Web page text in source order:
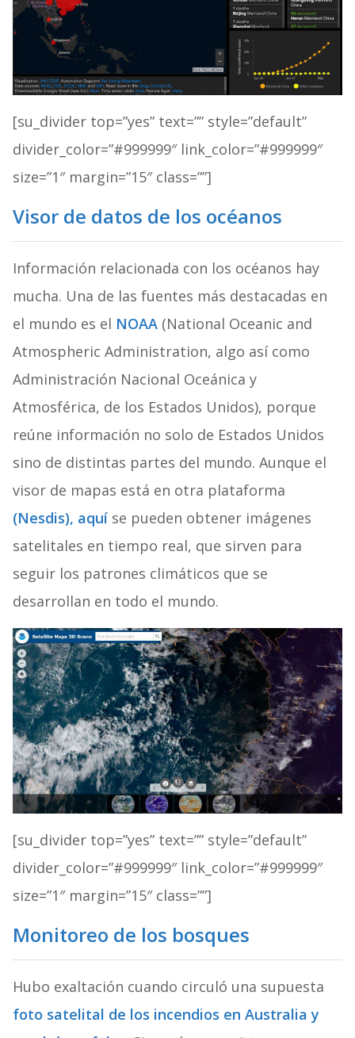
[su_divider top=”yes” text=”” style=”default”
divider_color=”#999999″ link_color=”#999999″
size=”1″ margin=”15″ class=””]
Visor de datos de los océanos
Información relacionada con los océanos hay
mucha. Una de las fuentes más destacadas en
el mundo es el NOAA(National Oceanic and
Atmospheric Administration, algo así como
Administración Nacional Oceánica y
Atmosférica, de los Estados Unidos), porque
reúne información no solo de Estados Unidos
sino de distintas partes del mundo. Aunque el
visor de mapas está en otra plataforma
(Nesdis), aquíse pueden obtener imágenes
satelitales en tiempo real, que sirven para
seguir los patrones climáticos que se
desarrollan en todo el mundo.
[su_divider top=”yes” text=”” style=”default”
divider_color=”#999999″ link_color=”#999999″
size=”1″ margin=”15″ class=””]
Monitoreo de los bosques
Hubo exaltación cuando circuló una supuesta
foto satelital de los incendios en Australia y